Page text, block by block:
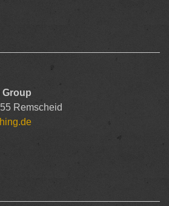
Group
Remscheid